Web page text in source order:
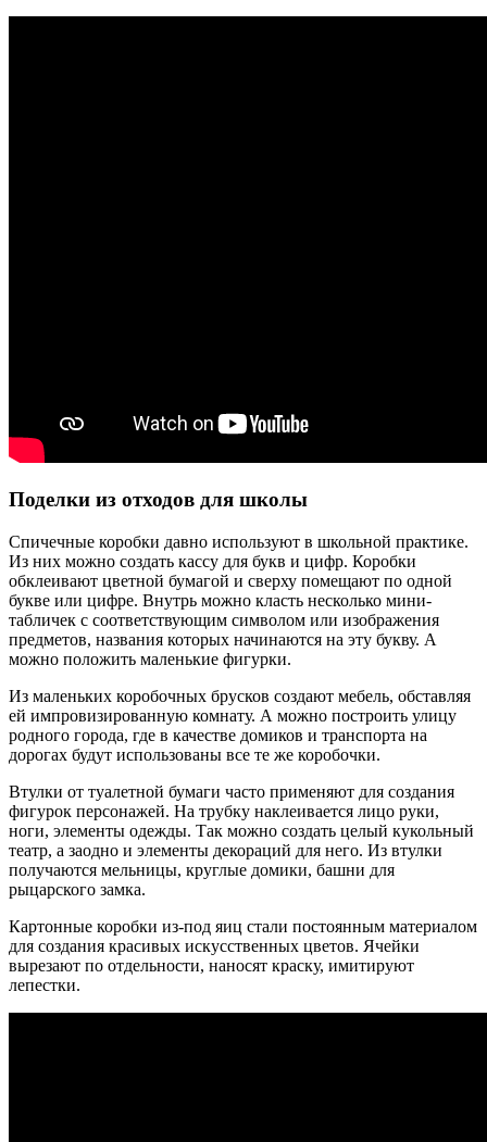
Поделки из отходов для школы
Спичечные коробки давно используют в школьной практике.
Из них можно создать кассу для букв и цифр. Коробки
обклеивают цветной бумагой и сверху помещают по одной
букве или цифре. Внутрь можно класть несколько мини-
табличек с соответствующим символом или изображения
предметов, названия которых начинаются на эту букву. А
можно положить маленькие фигурки.
Из маленьких коробочных брусков создают мебель, обставляя
ей импровизированную комнату. А можно построить улицу
родного города, где в качестве домиков и транспорта на
дорогах будут использованы все те же коробочки.
Втулки от туалетной бумаги часто применяют для создания
фигурок персонажей. На трубку наклеивается лицо руки,
ноги, элементы одежды. Так можно создать целый кукольный
театр, а заодно и элементы декораций для него. Из втулки
получаются мельницы, круглые домики, башни для
рыцарского замка.
Картонные коробки из-под яиц стали постоянным материалом
для создания красивых искусственных цветов. Ячейки
вырезают по отдельности, наносят краску, имитируют
лепестки.